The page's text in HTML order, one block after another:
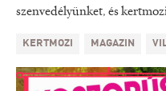
szenvedélyünket, és
KERTMOZI MAGAZIN